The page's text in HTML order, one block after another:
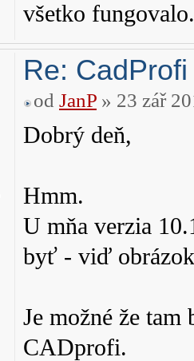
všetko
Re:
od JanP » 23 zář
Dobrý deň,
Hmm.
U mňa verzia
byť - viď
Je možné že
CADprofi.